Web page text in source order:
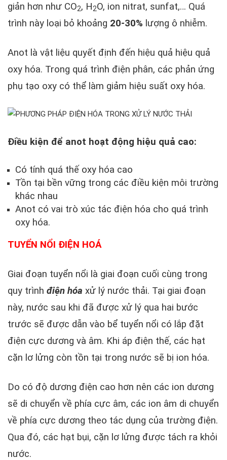
giản hơn như CO2, H2O, ion nitrat, sunfat,… Quá
trình này loại bỏ khoảng 20-30% lượng ô nhiễm.
Anot là vật liệu quyết định đến hiệu quả hiệu quả
oxy hóa. Trong quá trình điện phân, các phản ứng
phụ tạo oxy có thể làm giảm hiệu suất oxy hóa.
Điều kiện để anot hoạt động hiệu quả cao:
Có tính quá thế oxy hóa cao
Tồn tại bền vững trong các điều kiện môi trường
khác nhau
Anot có vai trò xúc tác điện hóa cho quá trình
oxy hóa.
TUYỂN NỔI ĐIỆN HOÁ
Giai đoạn tuyển nổi là giai đoạn cuối cùng trong
quy trình điện hóa xử lý nước thải. Tại giai đoạn
này, nước sau khi đã được xử lý qua hai bước
trước sẽ được dẫn vào bể tuyển nổi có lắp đặt
điện cực dương và âm. Khi áp điện thế, các hạt
cặn lơ lửng còn tồn tại trong nước sẽ bị ion hóa.
Do có độ dương điện cao hơn nên các ion dương
sẽ di chuyển về phía cực âm, các ion âm di chuyển
về phía cực dương theo tác dụng của trường điện.
Qua đó, các hạt bụi, cặn lơ lửng được tách ra khỏi
nước.